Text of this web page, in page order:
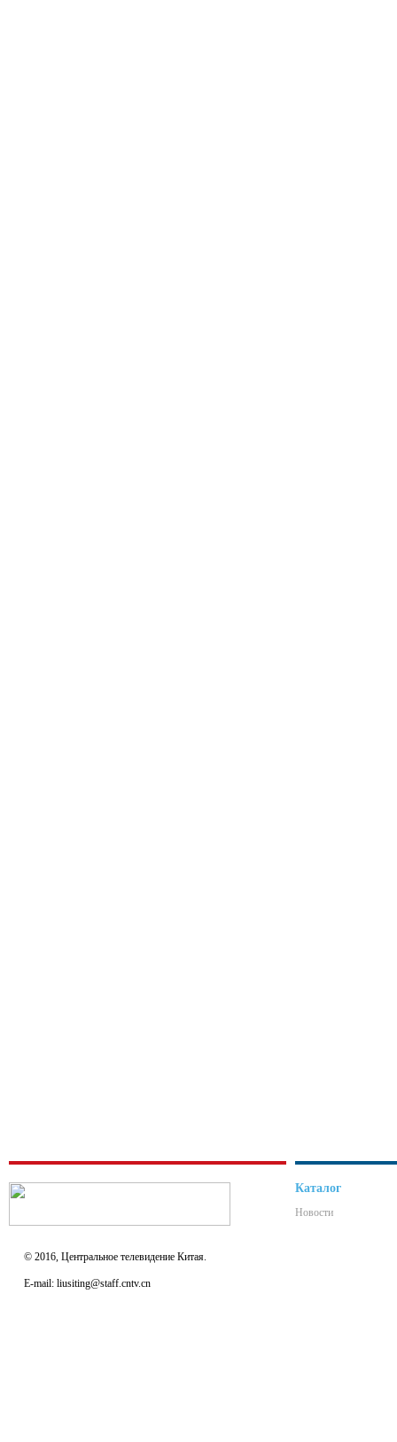
© 2016, Центральное телевидение Китая.
E-mail: liusiting@staff.cntv.cn
Каталог
Новости